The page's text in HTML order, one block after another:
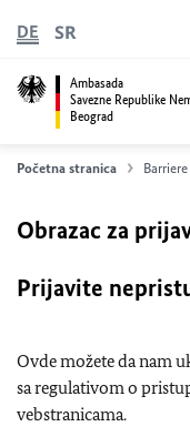
Ambasada
Savezne Republike
Beograd
DE SR
Početna stranica
Obrazac za
Prijavite
Ovde možete da nam
sa regulativom o
vebstranicama.